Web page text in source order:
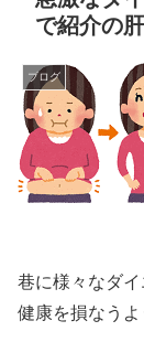
で紹介の
ブログ
巷に様々なダ
健康を損なうよ